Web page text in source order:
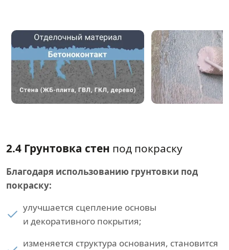
2.4 Грунтовка стен под покраску
Благодаря использованию грунтовки под
покраску:
улучшается сцепление основы
и декоративного покрытия;
изменяется структура основания, становится